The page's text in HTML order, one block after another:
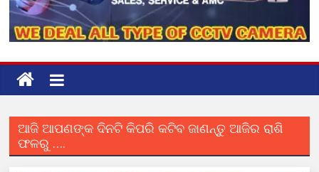
ଆଜି ଆପଣଙ୍କ ଦିନଟି କିପରି କଟିବ ଜାଣନ୍ତୁ ଆଜିର ରାଶି
ଫଳରୁ ….